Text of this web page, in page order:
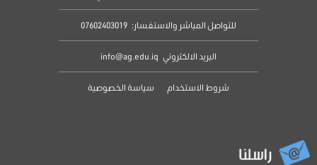
للتواصل المباشر والاستفسار: 07602403019
البريد الالكتروني info@ag.edu.iq
شروط الاستخدام سياسة الخصوصية